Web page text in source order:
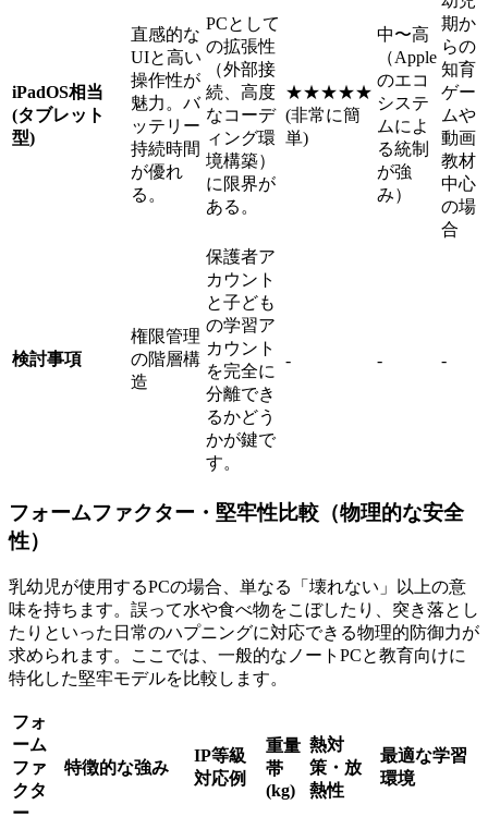
iPadOS相当
(タブレット
型)
直感的な
UIと高い
操作性が
魅力。バ
ッテリー
持続時間
が優れ
る。
PCとして
の拡張性
（外部接
続、高度
なコーデ
ィング環
境構築）
に限界が
ある。
★★★★★
(非常に簡
単)
中〜高
（Apple
のエコ
システ
ムによ
る統制
が強
み）
期か
らの
知育
ゲー
ムや
動画
教材
中心
の場
合
検討事項
権限管理
の階層構
造
保護者ア
カウント
と子ども
の学習ア
カウント
を完全に
分離でき
るかどう
かが鍵で
す。
- - -
フォームファクター・堅牢性比較（物理的な安全
性）
乳幼児が使用するPCの場合、単なる「壊れない」以上の意
味を持ちます。誤って水や食べ物をこぼしたり、突き落とし
たりといった日常のハプニングに対応できる物理的防御力が
求められます。ここでは、一般的なノートPCと教育向けに
特化した堅牢モデルを比較します。
フォ
ーム
ファ
クタ
ー
特徴的な強み
IP等級
対応例
重量
帯
(kg)
熱対
策・放
熱性
最適な学習
環境